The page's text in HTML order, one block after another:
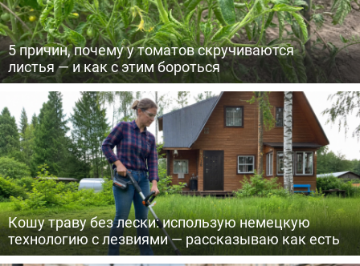
5 причин, почему у томатов скручиваются
листья — и как с этим бороться
Кошу траву без лески: использую немецкую
технологию с лезвиями — рассказываю как есть